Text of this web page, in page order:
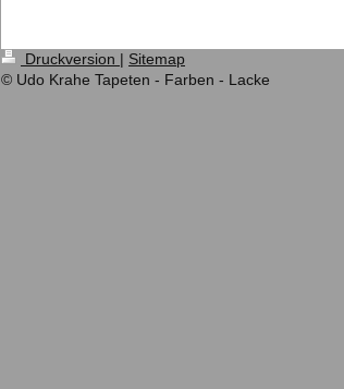
Druckversion | Sitemap
© Udo Krahe Tapeten - Farben - Lacke